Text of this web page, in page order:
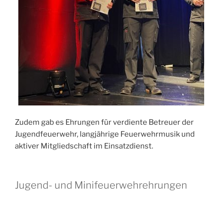
Zudem gab es Ehrungen für verdiente Betreuer der
Jugendfeuerwehr, langjährige Feuerwehrmusik und
aktiver Mitgliedschaft im Einsatzdienst.
Jugend- und Minifeuerwehrehrungen